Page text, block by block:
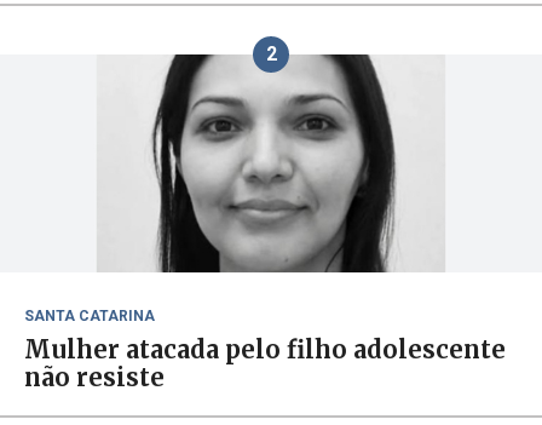
2
SANTA CATARINA
Mulher atacada pelo filho adolescente
não resiste